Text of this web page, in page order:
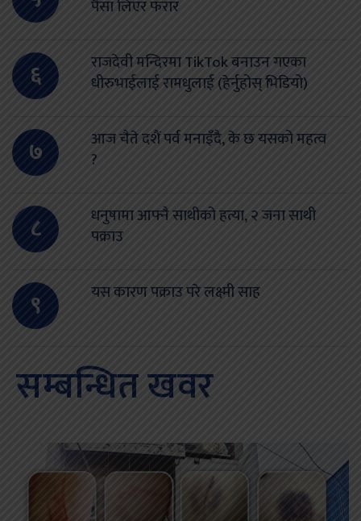
पैसा लिएर फरार
६
राजदेवी मन्दिरमा TikTok बनाउन गएका
धीरुभाईलाई रामधुलाई (हेर्नुहोस् भिडियो)
७
आज चैते दशैं पर्व मनाइँदै, के छ यसको महत्व
?
८
धनुषामा आफ्नै साथीको हत्या, २ जना साथी
पक्राउ
९ यस कारण पक्राउ परे लक्ष्मी साह
सम्बन्धित खवर